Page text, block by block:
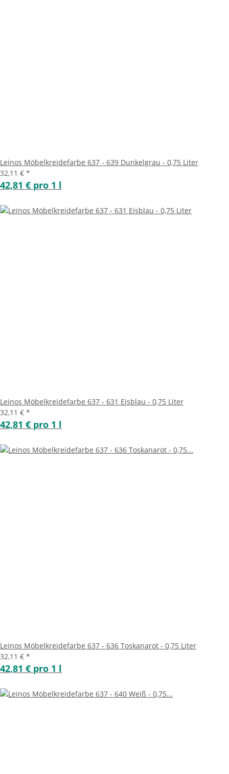
Leinos Möbelkreidefarbe 637 - 639 Dunkelgrau - 0,75 Liter
32,11 € *
42,81 € pro 1 l
Leinos Möbelkreidefarbe 637 - 631 Eisblau - 0,75 Liter
32,11 € *
42,81 € pro 1 l
Leinos Möbelkreidefarbe 637 - 636 Toskanarot - 0,75 Liter
32,11 € *
42,81 € pro 1 l